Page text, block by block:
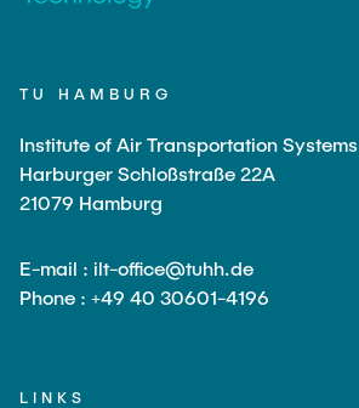
TU HAMBURG
Institute of Air Transportation Systems
Harburger Schloßstraße 22A
21079 Hamburg
E-mail : ilt-office@tuhh.de
Phone : +49 40 30601-4196
LINKS